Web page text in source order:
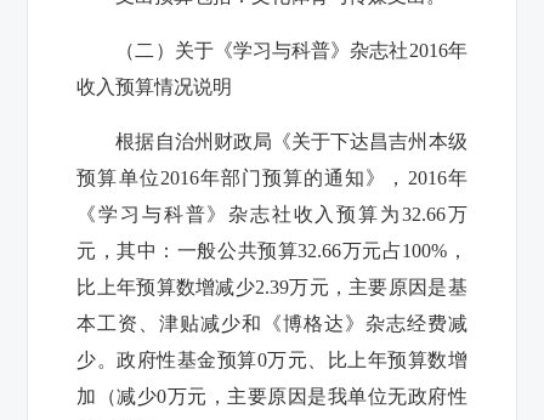
（二）关于《学习与科普》杂志社2016年
收入预算情况说明
根据自治州财政局《关于下达昌吉州本级
预算单位2016年部门预算的通知》，2016年
《学习与科普》杂志社收入预算为32.66万
元，其中：一般公共预算32.66万元占100%，
比上年预算数增减少2.39万元，主要原因是基
本工资、津贴减少和《博格达》杂志经费减
少。政府性基金预算0万元、
比上年预算数增
加（减少0万元，主要原因是我单位无政府性